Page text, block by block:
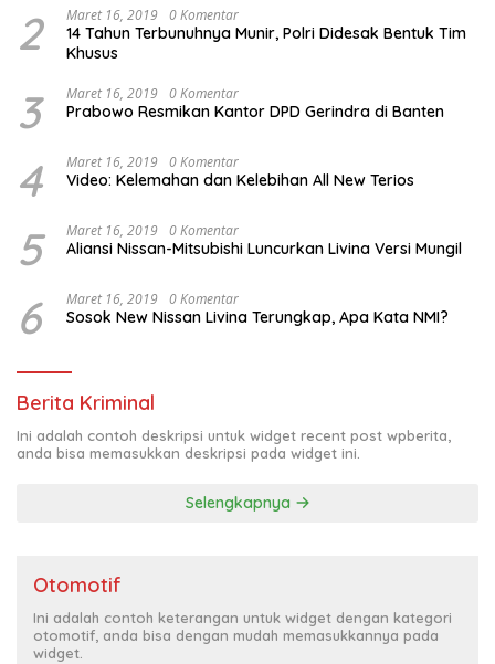
PBD
2 Maret 16, 2019 0 Komentar
14 Tahun Terbunuhnya Munir, Polri Didesak Bentuk Tim
Khusus
3 Maret 16, 2019 0 Komentar
Prabowo Resmikan Kantor DPD Gerindra di Banten
4 Maret 16, 2019 0 Komentar
Video: Kelemahan dan Kelebihan All New Terios
5 Maret 16, 2019 0 Komentar
Aliansi Nissan-Mitsubishi Luncurkan Livina Versi Mungil
6 Maret 16, 2019 0 Komentar
Sosok New Nissan Livina Terungkap, Apa Kata NMI?
Berita Kriminal
Ini adalah contoh deskripsi untuk widget recent post wpberita,
anda bisa memasukkan deskripsi pada widget ini.
Selengkapnya
Otomotif
Ini adalah contoh keterangan untuk widget dengan kategori
otomotif, anda bisa dengan mudah memasukkannya pada
widget.